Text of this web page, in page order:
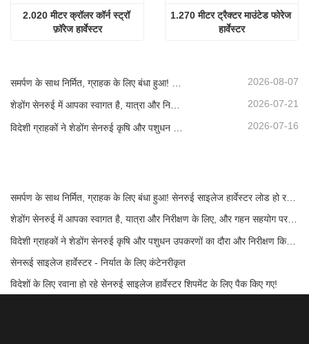
2.020 मीटर क्रॉलर कॉर्न स्ट्रॉ
फ़ॉरेज हार्वेस्टर
1.270 मीटर ट्रैक्टर माउंटेड फोरेज
हार्वेस्टर
2026-08-07
शेडोंग सेनरुई में आपका स्वागत है, यात्रा और निरीक्षण के लिए, और गहन सहयोग पर चर्चा करने के लिए 2026-07-21
2026-07-16
समर्पण के साथ निर्मित, ग्राहक के लिए बंधा हुआ! सेनरुई साइलेज हार्वेस्टर लोड हो रहे हैं और बल्क में शिप किए जा रहे हैं।
शेडोंग सेनरुई में आपका स्वागत है, यात्रा और निरीक्षण के लिए, और गहन सहयोग पर चर्चा करने के लिए
विदेशी ग्राहकों ने शेडोंग सेनरुई कृषि और पशुधन उपकरणों का दौरा और निरीक्षण किया।
सेनरूई साइलेज हार्वेस्टर - निर्यात के लिए कंटेनरीकृत
विदेशों के लिए रवाना हो रहे सेनरुई साइलेज हार्वेस्टर शिपमेंट के लिए पैक किए गए!